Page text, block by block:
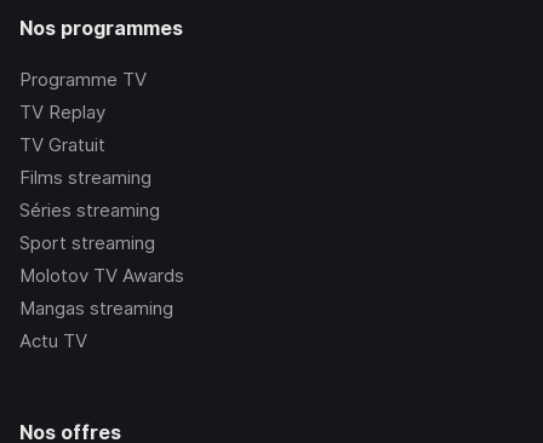
Nos programmes
Programme TV
TV Replay
TV Gratuit
Films streaming
Séries streaming
Sport streaming
Molotov TV Awards
Mangas streaming
Actu TV
Nos offres